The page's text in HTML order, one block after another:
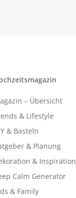
– Übersicht
& Lifestyle
& Basteln
& Planung
& Inspiration
Calm Generator
& Family